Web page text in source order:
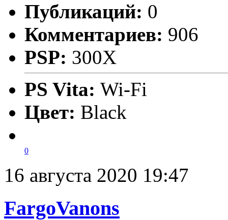
Публикаций: 0
Комментариев: 906
PSP: 300X
PS Vita: Wi-Fi
Цвет: Black
0
16 августа 2020 19:47
FargoVanons